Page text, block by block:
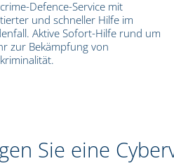
Defence-Service mit
und schneller Hilfe im
Aktive Sofort-Hilfe rund um
zur Bekämpfung von
Sie eine